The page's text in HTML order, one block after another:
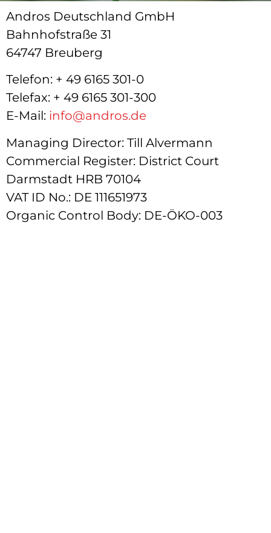
Andros Deutschland GmbH
Bahnhofstraße 31
64747 Breuberg
Telefon: + 49 6165 301-0
Telefax: + 49 6165 301-300
E-Mail: info@andros.de
Managing Director: Till Alvermann
Commercial Register: District Court
Darmstadt HRB 70104
VAT ID No.: DE 111651973
Organic Control Body: DE-ÖKO-003